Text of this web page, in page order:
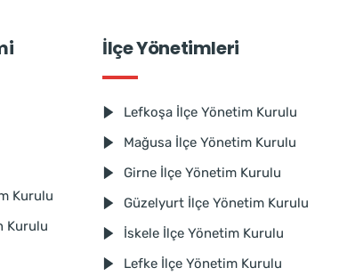
Kurulu
Kurulu
İlçe Yönetimleri
Lefkoşa İlçe Yönetim Kurulu
Mağusa İlçe Yönetim Kurulu
Girne İlçe Yönetim Kurulu
Güzelyurt İlçe Yönetim Kurulu
İskele İlçe Yönetim Kurulu
Lefke İlçe Yönetim Kurulu